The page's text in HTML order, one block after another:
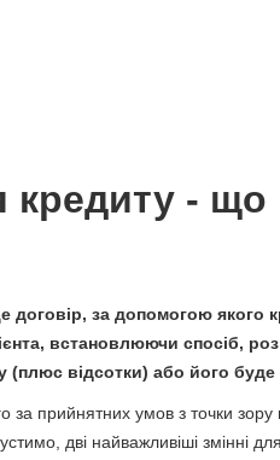
кредиту -
договір, за допомогою якого
встановлюючи спосіб,
(плюс відсотки) або його буде
за прийнятних умов з точки зору
дві найважливіші змінні